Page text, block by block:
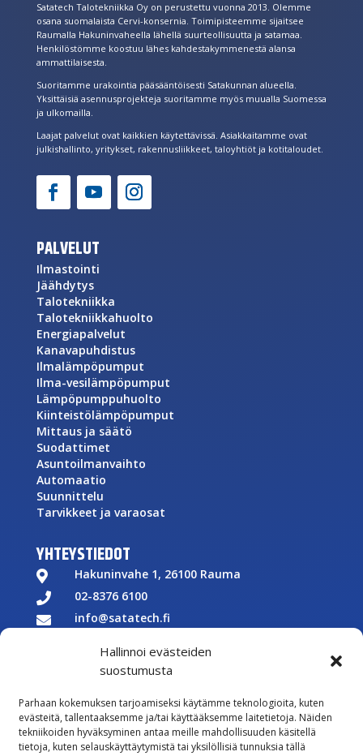
Hallinnoi evästeiden
suostumusta
Parhaan kokemuksen tarjoamiseksi käytämme teknologioita, kuten
evästeitä, tallentaaksemme ja/tai käyttääksemme laitetietoja. Näiden
tekniikoiden hyväksyminen antaa meille mahdollisuuden käsitellä
tietoja, kuten selauskäyttäytymistä tai yksilöllisiä tunnuksia tällä
Satatech Talotekniikka Oy on perustettu vuonna 2013. Olemme
osana suomalaista Cervi-konsernia. Toimipisteemme sijaitsee
Raumalla Hakuninvaheella lähellä suurteollisuutta ja satamaa.
Henkilöstömme koostuu lähes kahdestakymmenestä alansa
ammattilaisesta.
Suoritamme urakointia pääsääntöisesti Satakunnan alueella.
Yksittäisiä asennusprojekteja suoritamme myös muualla Suomessa
ja ulkomailla.
Laajat palvelut ovat kaikkien käytettävissä. Asiakkaitamme ovat
julkishallinto, yritykset, rakennusliikkeet, taloyhtiöt ja kotitaloudet.
PALVELUT
Ilmastointi
Jäähdytys
Talotekniikka
Talotekniikkahuolto
Energiapalvelut
Kanavapuhdistus
Ilmalämpöpumput
Ilma-vesilämpöpumput
Lämpöpumppuhuolto
Kiinteistölämpöpumput
Mittaus ja säätö
Suodattimet
Asuntoilmanvaihto
Automaatio
Suunnittelu
Tarvikkeet ja varaosat
YHTEYSTIEDOT
 Hakuninvahe 1, 26100 Rauma
 02-8376 6100
 info@satatech.fi
 Töihin meille
 Lähetä meille palautetta